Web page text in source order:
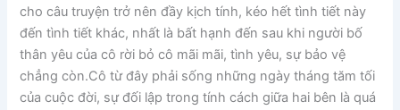
cho câu truyện trở nên đầy kịch tính, kéo hết tình tiết này
đến tình tiết khác, nhất là bất hạnh đến sau khi người bố
thân yêu của cô rời bỏ cô mãi mãi, tình yêu, sự bảo vệ
chẳng còn.Cô từ đây phải sống những ngày tháng tăm tối
của cuộc đời, sự đối lập trong tính cách giữa hai bên là quá